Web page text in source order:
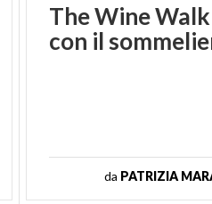
TheWineWalk
con il
da PATRIZIA